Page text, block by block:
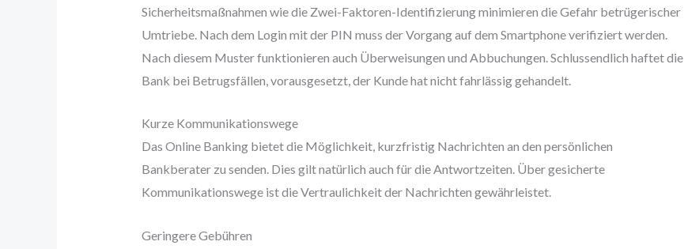
Sicherheitsmaßnahmen wie die Zwei-Faktoren-Identifizierung minimieren die Gefahr betrügerischer
Umtriebe. Nach dem Login mit der PIN muss der Vorgang auf dem Smartphone verifiziert werden.
Nach diesem Muster funktionieren auch Überweisungen und Abbuchungen. Schlussendlich haftet die
Bank bei Betrugsfällen, vorausgesetzt, der Kunde hat nicht fahrlässig gehandelt.
Kurze Kommunikationswege
Das Online Banking bietet die Möglichkeit, kurzfristig Nachrichten an den persönlichen
Bankberater zu senden. Dies gilt natürlich auch für die Antwortzeiten. Über gesicherte
Kommunikationswege ist die Vertraulichkeit der Nachrichten gewährleistet.
Geringere Gebühren